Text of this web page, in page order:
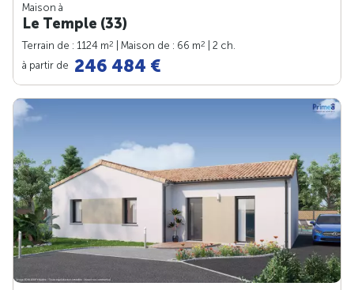
Maison à
Le Temple (33)
Terrain de : 1124 m2 | Maison de : 66 m2
| 2 ch.
à partir de 246 484 €